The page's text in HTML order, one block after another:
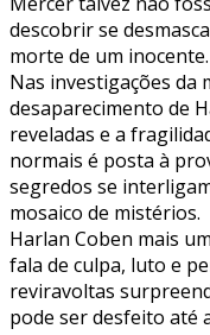
descobrir se
morte de um inocente.
Nas investigações da
desaparecimento de
reveladas e a
normais é posta à
segredos se
mosaico de mistérios.
Harlan Coben mais
fala de culpa, luto e
reviravoltas
pode ser desfeito até